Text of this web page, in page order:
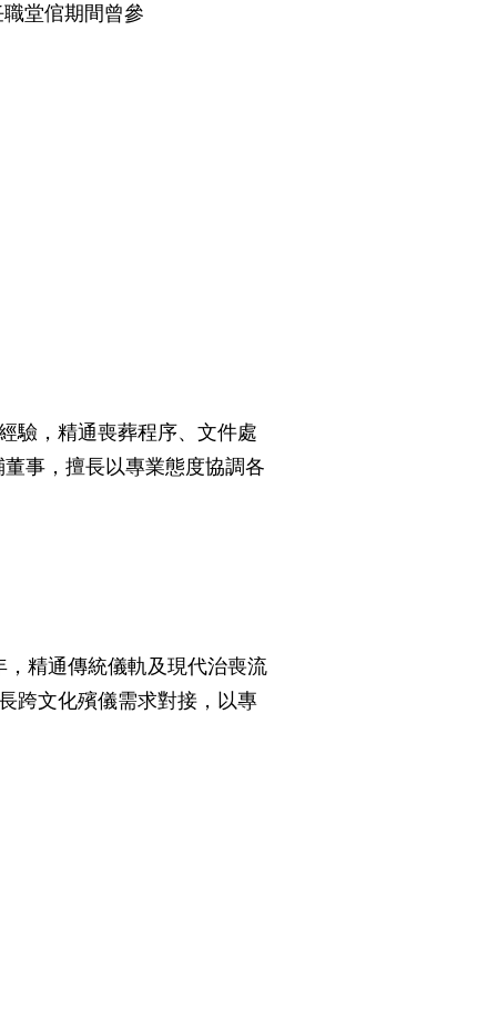
堂倌期間曾參
驗，精通喪葬程序、文件處
事，擅長以專業態度協調各
精通傳統儀軌及現代治喪流
跨文化殯儀需求對接，以專